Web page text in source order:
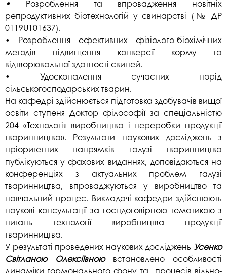
• Розроблення та впровадження новітніх
репродуктивних біотехнологій у свинарстві (№ ДР
0119U101637).
• Розроблення ефективних фізіолого-біохімічних
методів підвищення конверсії корму та
відтворювальної здатності свиней.
• Удосконалення сучасних порід
сільськогосподарських тварин.
На кафедрі здійснюється підготовка здобувачів вищої
освіти ступеня Доктор філософії за спеціальністю
204 «Технологія виробництва і переробки продукції
тваринництва». Результати наукових досліджень з
пріоритетних напрямків галузі тваринництва
публікуються у фахових виданнях, доповідаються на
конференціях з актуальних проблем галузі
тваринництва, впроваджуються у виробництво та
навчальний процес. Викладачі кафедри здійснюють
наукові консультації за госпдоговірною тематикою з
питань технології виробництва продукції
тваринництва.
У результаті проведених наукових досліджень Усенко
Світланою Олексіївноювстановлено особливості